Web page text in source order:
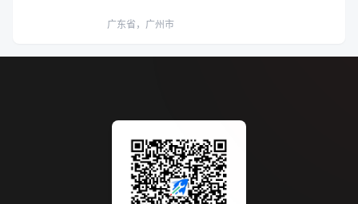
广东省，广州市